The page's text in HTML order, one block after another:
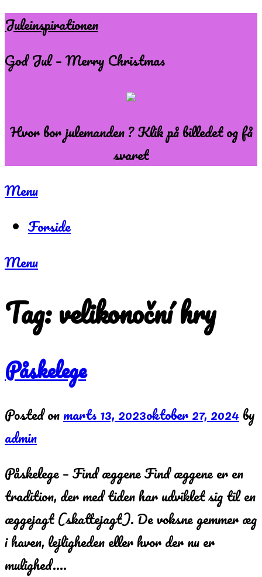
Skip
content
Juleinspirationen
God Jul – Merry Christmas
Hvor bor julemanden ? Klik på billedet og få
svaret
Menu
Forside
Menu
Tag:velikonoční hry
Påskelege
Posted onmarts 13, 2023oktober 27, 2024 by
admin
Påskelege – Find æggene Find æggene er en
tradition, der med tiden har udviklet sig til en
æggejagt (skattejagt). De voksne gemmer æg
i haven, lejligheden eller hvor der nu er
mulighed….